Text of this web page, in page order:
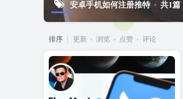
安卓手机如何注册推特 共1篇
排序 更新 浏览 点赞 评论